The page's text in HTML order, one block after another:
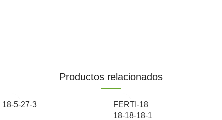
Productos relacionados
18-5-27-3
FERTI-18
18-18-18-1